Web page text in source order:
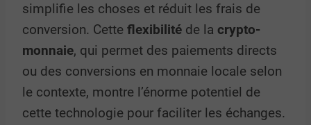
simplifie les choses et réduit les frais de
conversion. Cette flexibilité de la crypto-
monnaie, qui permet des paiements directs
ou des conversions en monnaie locale selon
le contexte, montre l’énorme potentiel de
cette technologie pour faciliter les échanges.